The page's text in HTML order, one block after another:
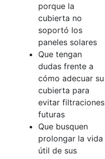
porque la
cubierta no
soportó los
paneles solares
Que tengan
dudas frente a
cómo adecuar su
cubierta para
evitar filtraciones
futuras
Que busquen
prolongar la vida
útil de sus